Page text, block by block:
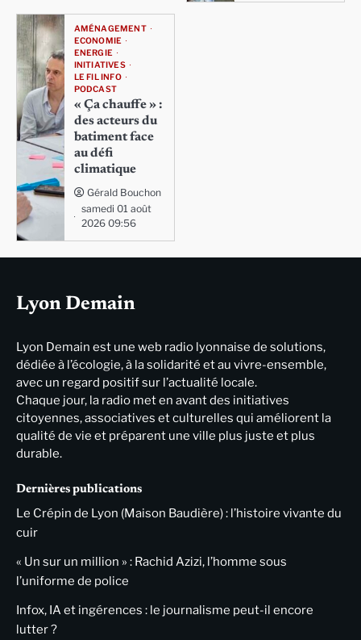
AMÉNAGEMENT
ECONOMIE
ENERGIE
INITIATIVES
LE FIL INFO
PODCAST
« Ça chauffe » :
des acteurs du
batiment face
au défi
climatique
Gérald Bouchon
samedi 01 août
2026 09:56
Lyon Demain
Lyon Demain est une web radio lyonnaise de solutions,
dédiée à l’écologie, à la solidarité et au vivre-ensemble,
avec un regard positif sur l’actualité locale.
Chaque jour, la radio met en avant des initiatives
citoyennes, associatives et culturelles qui améliorent la
qualité de vie et préparent une ville plus juste et plus
durable.
Dernières publications
Le Crépin de Lyon (Maison Baudière) : l’histoire vivante du
cuir
« Un sur un million » : Rachid Azizi, l’homme sous
l’uniforme de police
Infox, IA et ingérences : le journalisme peut-il encore
lutter ?